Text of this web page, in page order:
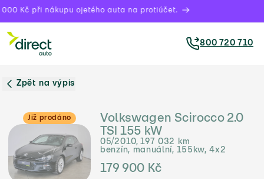
Kč při nákupu ojetého auta na protiúčet.
800 720 710
Zpět na výpis
Již prodáno
Volkswagen Scirocco 2.0
TSI 155 kW
05/2010, 197 032 km
benzín, manuální, 155kw, 4x2
179 900 Kč